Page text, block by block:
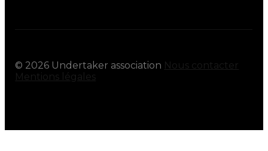
© 2026 Undertaker association Nous contacter
Mentions légales